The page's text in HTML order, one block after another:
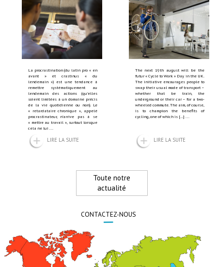
La procrastination (du latin pro « en
avant » et crastinus « du
lendemain ») est une tendance à
remettre systématiquement au
lendemain des actions (qu’elles
soient limitées à un domaine précis
de la vie quotidienne ou non). Le
« retardataire chronique », appelé
procrastinateur, n’arrive pas à se
« mettre au travail », surtout lorsque
cela ne lui
LIRE LA SUITE
The next 19th august will be the
futur « Cycle to Work » Day in the UK.
The initiative encourages people to
swap their usual mode of transport –
whether that be train, the
underground or their car – for a two-
wheeled commute. The aim, of course,
is to champion the benefits of
cycling, one of which is […]
LIRE LA SUITE
Toute notre
actualité
CONTACTEZ-NOUS